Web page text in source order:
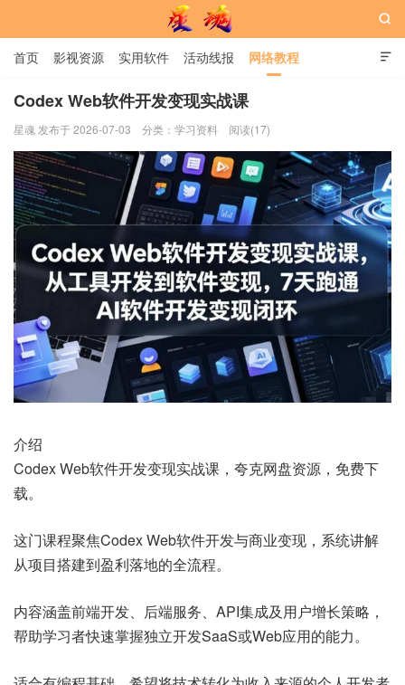
星魂网

首页 影视资源 实用软件 活动线报 网络教程
用户中心 书籍 娱乐

Codex Web软件开发变现实战课
星魂 发布于 2026-07-03 分类： 学习资料 阅读(17)
介绍
Codex Web软件开发变现实战课，夸克网盘资源，免费下
载。
这门课程聚焦Codex Web软件开发与商业变现，系统讲解
从项目搭建到盈利落地的全流程。
内容涵盖前端开发、后端服务、API集成及用户增长策略，
帮助学习者快速掌握独立开发SaaS或Web应用的能力。